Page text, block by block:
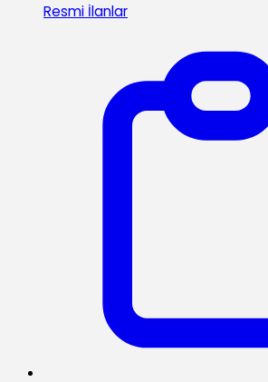
Resmi İlanlar